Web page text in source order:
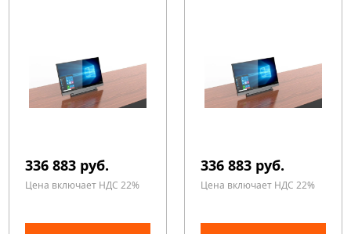
336 883 руб.
Цена включает НДС 22%
336 883 руб.
Цена включает НДС 22%